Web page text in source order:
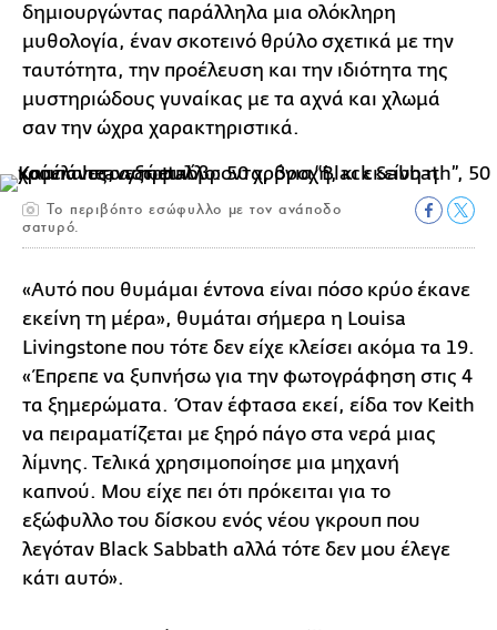
δημιουργώντας παράλληλα μια ολόκληρη
μυθολογία, έναν σκοτεινό θρύλο σχετικά με την
ταυτότητα, την προέλευση και την ιδιότητα της
μυστηριώδους γυναίκας με τα αχνά και χλωμά
σαν την ώχρα χαρακτηριστικά.
Το περιβόητο εσώφυλλο με τον ανάποδο
σατυρό.
«Αυτό που θυμάμαι έντονα είναι πόσο κρύο έκανε
εκείνη τη μέρα», θυμάται σήμερα η Louisa
Livingstone που τότε δεν είχε κλείσει ακόμα τα 19.
«Έπρεπε να ξυπνήσω για την φωτογράφηση στις 4
τα ξημερώματα. Όταν έφτασα εκεί, είδα τον Keith
να πειραματίζεται με ξηρό πάγο στα νερά μιας
λίμνης. Τελικά χρησιμοποίησε μια μηχανή
καπνού. Μου είχε πει ότι πρόκειται για το
εξώφυλλο του δίσκου ενός νέου γκρουπ που
λεγόταν Black Sabbath αλλά τότε δεν μου έλεγε
κάτι αυτό».